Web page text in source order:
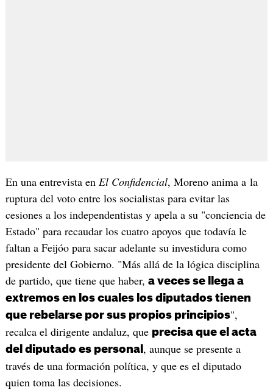
En una entrevista en El Confidencial, Moreno anima a la
ruptura del voto entre los socialistas para evitar las
cesiones a los independentistas y apela a su "conciencia de
Estado" para recaudar los cuatro apoyos que todavía le
faltan a Feijóo para sacar adelante su investidura como
presidente del Gobierno. "Más allá de la lógica disciplina
de partido, que tiene que haber, a veces se llega a
extremos en los cuales los diputados tienen
que rebelarse por sus propios principios",
recalca el dirigente andaluz, que precisa que el acta
del diputado es personal , aunque se presente a
través de una formación política, y que es el diputado
quien toma las decisiones.